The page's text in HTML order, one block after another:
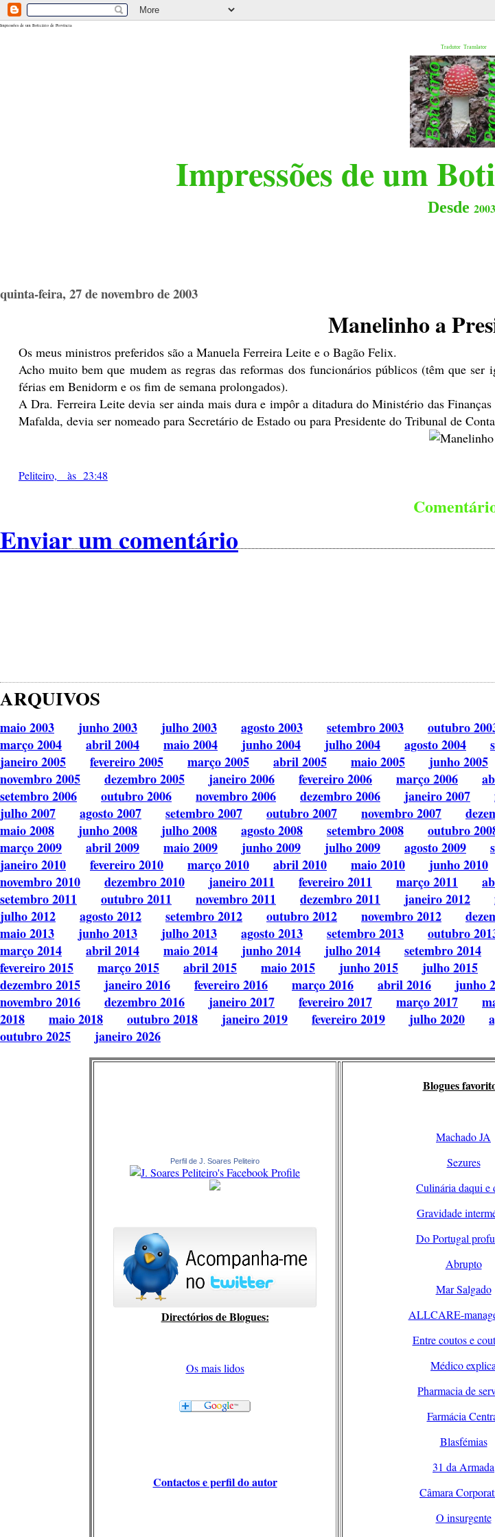
<$BlogRSDUrl$>
Impressões de um Boticário de Província
Tradutor Translator
Impressões de um
Desde 2003
quinta-feira, 27 de novembro de 2003
Manelinho a
Os meus ministros preferidos são a Manuela Ferreira Leite e o Bagão Felix.
Acho muito bem que mudem as regras das reformas dos funcionários públicos (têm que
férias em Benidorm e os fim de semana prolongados).
A Dra. Ferreira Leite devia ser ainda mais dura e impôr a ditadura do Ministério das
Mafalda, devia ser nomeado para Secretário de Estado ou para Presidente do Tribunal de
Peliteiro, às 23:48
Enviar um comentário
ARQUIVOS
maio 2003 junho 2003 julho 2003 agosto 2003 setembro 2003 outubro
março 2004
abril 2004 maio 2004 junho 2004 julho 2004 agosto 2004
janeiro 2005
fevereiro 2005 março 2005 abril 2005 maio 2005 junho 2005
novembro 2005
dezembro 2005 janeiro 2006 fevereiro 2006 março 2006
setembro 2006
outubro 2006 novembro 2006 dezembro 2006 janeiro 2007
julho 2007
agosto 2007 setembro 2007 outubro 2007 novembro 2007
maio 2008
junho 2008 julho 2008 agosto 2008 setembro 2008 outubro
março 2009
abril 2009 maio 2009 junho 2009 julho 2009 agosto 2009
janeiro 2010
fevereiro 2010 março 2010 abril 2010 maio 2010 junho 2010
novembro 2010
dezembro 2010 janeiro 2011 fevereiro 2011 março 2011
setembro 2011
outubro 2011 novembro 2011 dezembro 2011 janeiro 2012
julho 2012
agosto 2012 setembro 2012 outubro 2012 novembro 2012
maio 2013
junho 2013 julho 2013 agosto 2013 setembro 2013 outubro
março 2014
abril 2014 maio 2014 junho 2014 julho 2014 setembro 2014
fevereiro 2015
março 2015 abril 2015 maio 2015 junho 2015 julho 2015
dezembro 2015
janeiro 2016 fevereiro 2016 março 2016 abril 2016 junho
novembro 2016
dezembro 2016 janeiro 2017 fevereiro 2017 março 2017
2018
maio 2018 outubro 2018 janeiro 2019 fevereiro 2019 julho 2020
outubro 2025
janeiro 2026
Perfil de J. Soares Peliteiro
Directórios de Blogues:
Os mais lidos
Contactos e perfil do autor
Blogues
Machado JA
Sezures
Culinária daqui e
Gravidade
Do Portugal
Abrupto
Mar Salgado
ALLCARE-
Entre coutos e
Médico explica
Pharmacia de
Farmácia
Blasfémias
31 da Armada
Câmara
O insurgente